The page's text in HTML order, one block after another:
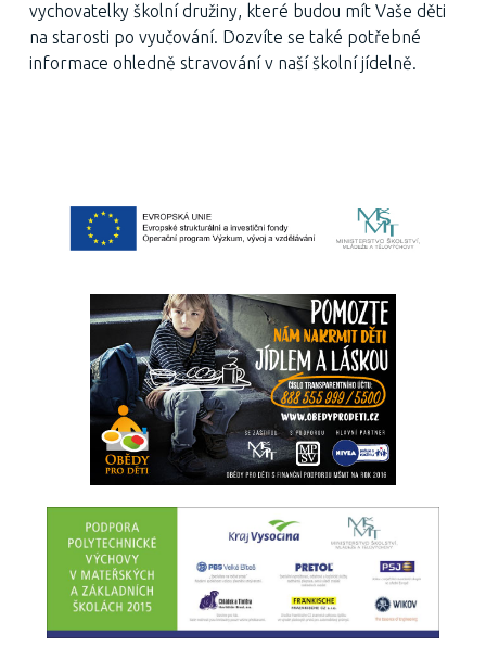
vychovatelky školní družiny, které budou mít Vaše děti
na starosti po vyučování. Dozvíte se také potřebné
informace ohledně stravování v naší školní jídelně.